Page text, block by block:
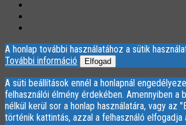
A honlap további használatához a sütik
További információ
Elfogad
A süti beállítások ennél a honlapnál
felhasználói élmény érdekében. Amennyiben a
nélkül kerül sor a honlap használatára, vagy az
történik kattintás, azzal a felhasználó elfogadja